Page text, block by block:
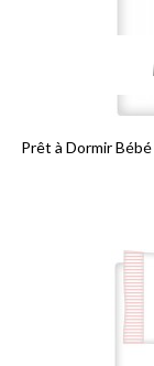
Prêt à Dormir